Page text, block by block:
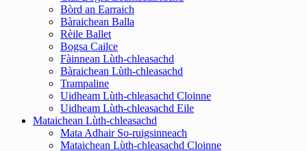
Bòrd an Earraich
Bàraichean Balla
Rèile Ballet
Bogsa Cailce
Fàinnean Lùth-chleasachd
Bàraichean Lùth-chleasachd
Trampaline
Uidheam Lùth-chleasachd Cloinne
Uidheam Lùth-chleasachd Eile
Mataichean Lùth-chleasachd
Mata Adhair So-ruigsinneach
Mataichean Lùth-chleasachd Cloinne